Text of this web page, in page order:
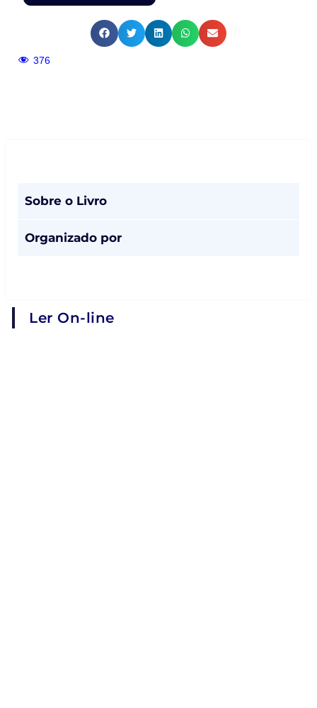
376
Sobre o Livro
Organizado por
Ler On-line